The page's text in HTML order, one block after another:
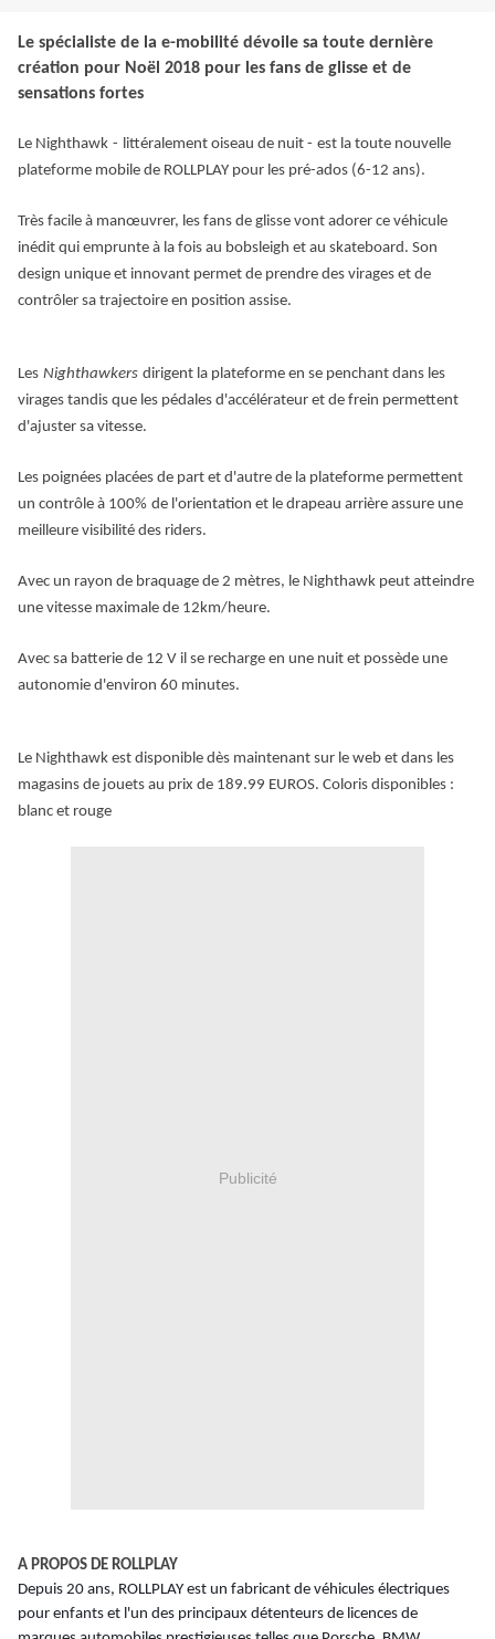
Le spécialiste de la e-mobilité dévoile sa toute dernière
création pour Noël 2018 pour les fans de glisse et de
sensations fortes
Le Nighthawk - littéralement oiseau de nuit - est la toute nouvelle
plateforme mobile de ROLLPLAY pour les pré-ados (6-12 ans).
Très facile à manœuvrer, les fans de glisse vont adorer ce véhicule
inédit qui emprunte à la fois au bobsleigh et au skateboard. Son
design unique et innovant permet de prendre des virages et de
contrôler sa trajectoire en position assise.
Les Nighthawkers dirigent la plateforme en se penchant dans les
virages tandis que les pédales d'accélérateur et de frein permettent
d'ajuster sa vitesse.
Les poignées placées de part et d'autre de la plateforme permettent
un contrôle à 100% de l'orientation et le drapeau arrière assure une
meilleure visibilité des riders.
Avec un rayon de braquage de 2 mètres, le Nighthawk peut atteindre
une vitesse maximale de 12km/heure.
Avec sa batterie de 12 V il se recharge en une nuit et possède une
autonomie d'environ 60 minutes.
Le Nighthawk est disponible dès maintenant sur le web et dans les
magasins de jouets au prix de 189.99 EUROS. Coloris disponibles :
blanc et rouge
Publicité
A PROPOS DE ROLLPLAY
Depuis 20 ans, ROLLPLAY est un fabricant de véhicules électriques
pour enfants et l'un des principaux détenteurs de licences de